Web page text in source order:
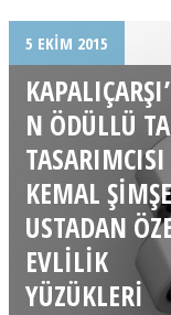
5 EKIM 2015
N ÖDÜLLÜ
TASARIMCISI
KEMAL
USTADAN
EVLILIK
YÜZÜKLERI